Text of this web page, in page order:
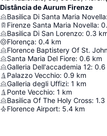
Distância de Aurum Firenze
Basilica Di Santa Maria Novella:
Firenze Santa Maria Novella:
Basilica Di San Lorenzo: 0.3
Florença: 0.4 km
Florence Baptistery Of St.
Santa Maria Del Fiore: 0.6 km
Galleria Dell'accademia 12: 0.6
Palazzo Vecchio: 0.9 km
Galleria degli Uffizi: 1 km
Ponte Vecchio: 1 km
Basilica Of The Holy Cross: 1.3
Florence Airport: 5.4 km